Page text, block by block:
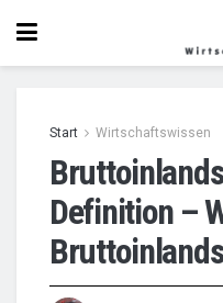
Start Wirtschaftswissen
Definition –